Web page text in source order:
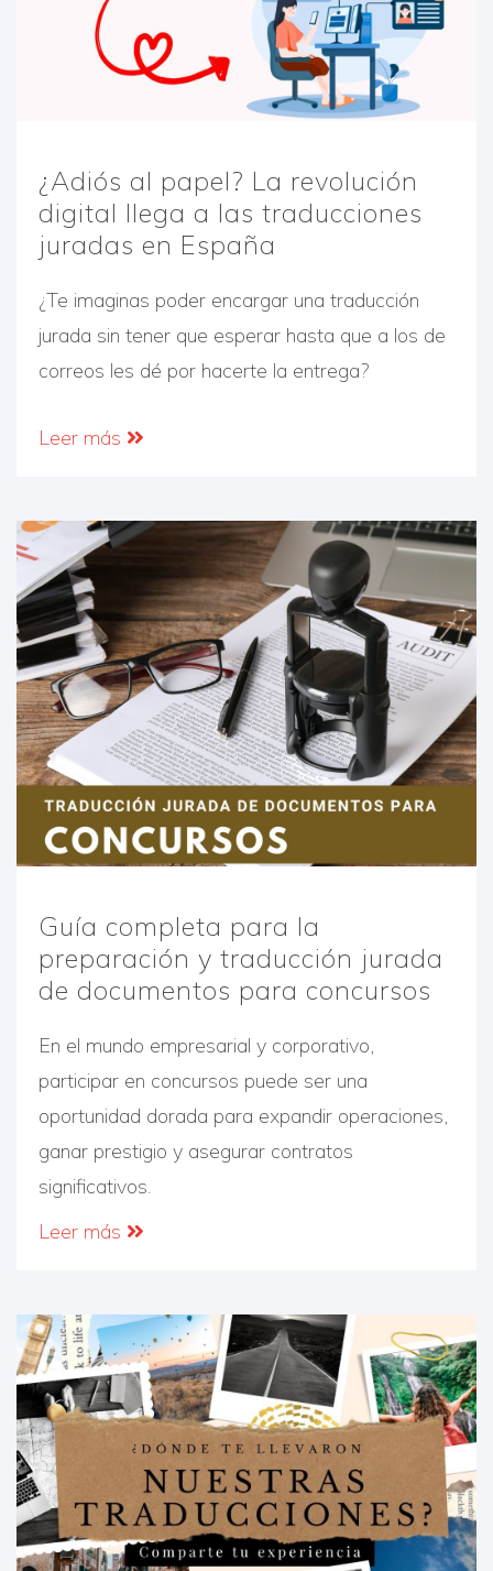
¿Adiós al papel? La revolución
digital llega a las traducciones
juradas en España
¿Te imaginas poder encargar una traducción
jurada sin tener que esperar hasta que a los de
correos les dé por hacerte la entrega?
Leer más
Guía completa para la
preparación y traducción jurada
de documentos para concursos
En el mundo empresarial y corporativo,
participar en concursos puede ser una
oportunidad dorada para expandir operaciones,
ganar prestigio y asegurar contratos
significativos.
Leer más